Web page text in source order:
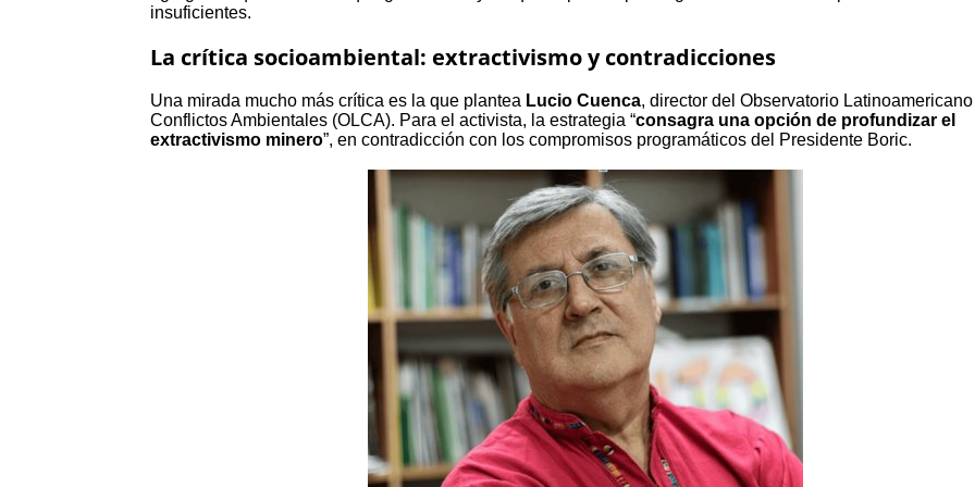
insuficientes.
La crítica socioambiental: extractivismo y contradicciones
Una mirada mucho más crítica es la que plantea Lucio Cuenca, director del Observatorio
Conflictos Ambientales (OLCA). Para el activista, la estrategia “consagra una opción de profundizar el
extractivismo minero”, en contradicción con los compromisos programáticos del Presidente Boric.